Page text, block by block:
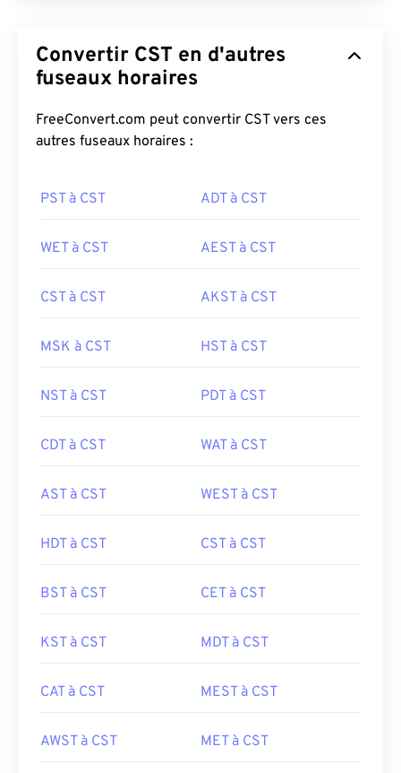
Convertir CST en d'autres
fuseaux horaires
FreeConvert.com peut convertir CST vers ces
autres fuseaux horaires :
PST à CST ADT à CST
WET à CST AEST à CST
CST à CST AKST à CST
MSK à CST HST à CST
NST à CST PDT à CST
CDT à CST WAT à CST
AST à CST WEST à CST
HDT à CST CST à CST
BST à CST CET à CST
KST à CST MDT à CST
CAT à CST MEST à CST
AWST à CST MET à CST